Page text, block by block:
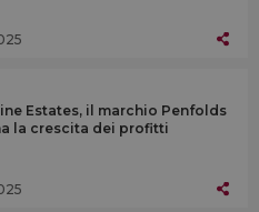
Estates, il marchio Penfolds
la crescita dei profitti